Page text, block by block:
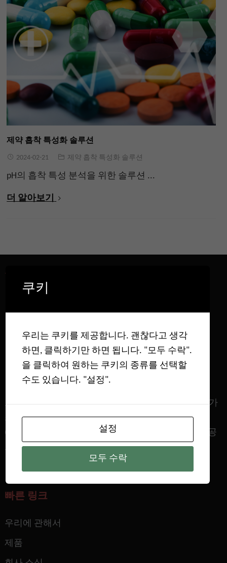
제약 흡착 특성화 솔루션
2024-02-21 제약 흡착 특성화 솔루션
pH의 흡착 특성 분석을 위한 솔루션 ...
더 알아보기
우리에 관해서
표면적 & 다공성，중량 측정 수착 증기/가스，고압 가
스 흡착， 부식성 가스 흡착，브레이크스루 커브
(Breakthrough Curve)，자동 화학 흡착，멤브레인 기공
크기，트루 밀도 & 다공성
빠른 링크
우리에 관해서
제품
쿠키
우리는 쿠키를 제공합니다. 괜찮다고 생각
하면, 클릭하기만 하면 됩니다. "모두 수락".
을 클릭하여 원하는 쿠키의 종류를 선택할
수도 있습니다. "설정".
설정
모두 수락